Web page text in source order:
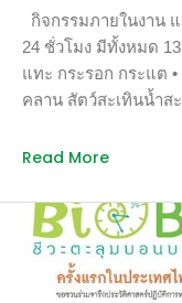
กิจกรรมภายในงาน
24 ชั่วโมง มีทั้งหมด
แทะ กระรอก กระแ
คลาน สัตว์สะเทินน้ำ
หอย • กลุ่มสัตว์หน้า
ภายในสวนศรีนครเขื่
ท่านที่ต้องการเข้าร่ว
ละเอียดกิจกรรมในต
Read More